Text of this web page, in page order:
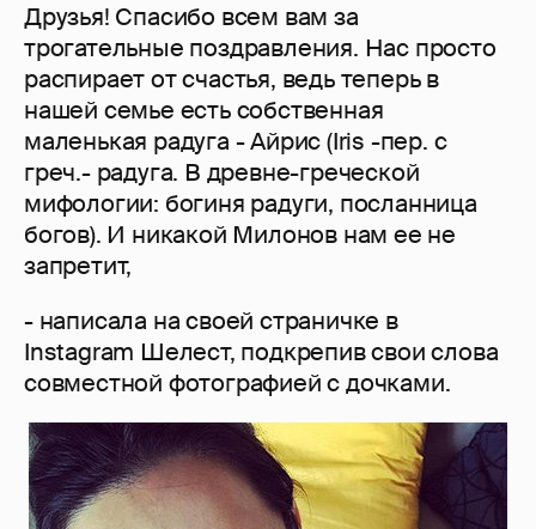
Друзья! Спасибо всем вам за
трогательные поздравления. Нас просто
распирает от счастья, ведь теперь в
нашей семье есть собственная
маленькая радуга - Айрис (Iris -пер. с
греч.- радуга. В древне-греческой
мифологии: богиня радуги, посланница
богов). И никакой Милонов нам ее не
запретит,
- написала на своей страничке в
Instagram Шелест, подкрепив свои слова
совместной фотографией с дочками.